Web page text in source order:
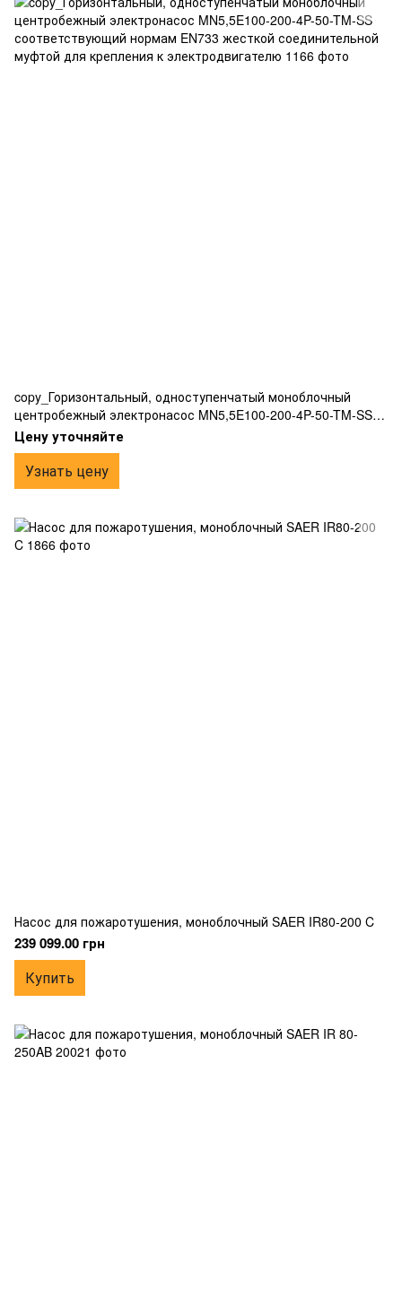
copy_Горизонтальный, одноступенчатый моноблочный
центробежный электронасос MN5,5E100-200-4P-50-TM-SS
соответствующий нормам EN733 жесткой соединительной
муфтой для крепления к электродвигателю
Цену уточняйте
Узнать цену
Насос для пожаротушения, моноблочный SAER IR80-200 C
239 099.00 грн
Купить